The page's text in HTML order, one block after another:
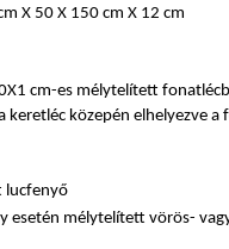
X 50 X 150 cm X 12 cm
cm-es mélytelített
keretléc közepén elhelyezve a
lucfenyő
esetén mélytelített vörös-